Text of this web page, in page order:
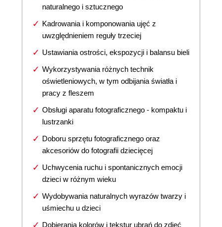
naturalnego i sztucznego
Kadrowania i komponowania ujęć z
uwzględnieniem reguły trzeciej
Ustawiania ostrości, ekspozycji i balansu bieli
Wykorzystywania różnych technik
oświetleniowych, w tym odbijania światła i
pracy z fleszem
Obsługi aparatu fotograficznego - kompaktu i
lustrzanki
Doboru sprzętu fotograficznego oraz
akcesoriów do fotografii dziecięcej
Uchwycenia ruchu i spontanicznych emocji
dzieci w różnym wieku
Wydobywania naturalnych wyrazów twarzy i
uśmiechu u dzieci
Dobierania kolorów i tekstur ubrań do zdjęć